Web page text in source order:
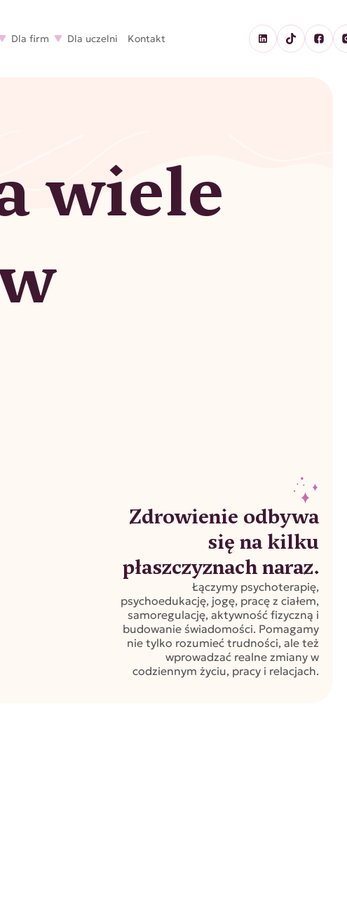
Dla firm Dla uczelni Kontakt
wiele
Zdrowienie odbywa
się na kilku
płaszczyznach naraz.
Łączymy psychoterapię,
psychoedukację, jogę, pracę z ciałem,
samoregulację, aktywność fizyczną i
budowanie świadomości. Pomagamy
nie tylko rozumieć trudności, ale też
wprowadzać realne zmiany w
codziennym życiu, pracy i relacjach.